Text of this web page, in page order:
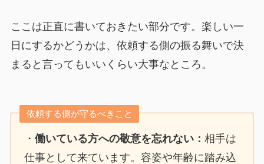
ここは正直に書いておきたい部分です。楽しい一
日にするかどうかは、依頼する側の振る舞いで決
まると言ってもいいくらい大事なところ。
依頼する側が守るべきこと
・働いている方への敬意を忘れない：相手は
仕事として来ています。容姿や年齢に踏み込